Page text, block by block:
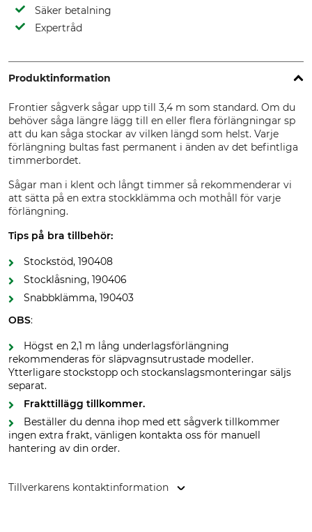
Säker betalning
Expertråd
Produktinformation
Frontier sågverk sågar upp till 3,4 m som standard. Om du
behöver såga längre lägg till en eller flera förlängningar sp
att du kan såga stockar av vilken längd som helst. Varje
förlängning bultas fast permanent i änden av det befintliga
timmerbordet.
Sågar man i klent och långt timmer så rekommenderar vi
att sätta på en extra stockklämma och mothåll för varje
förlängning.
Tips på bra tillbehör:
Stockstöd, 190408
Stocklåsning, 190406
Snabbklämma, 190403
OBS:
Högst en 2,1 m lång underlagsförlängning
rekommenderas för släpvagnsutrustade modeller.
Ytterligare stockstopp och stockanslagsmonteringar säljs
separat.
Frakttillägg tillkommer.
Beställer du denna ihop med ett sågverk tillkommer
ingen extra frakt, vänligen kontakta oss för manuell
hantering av din order.
Tillverkarens kontaktinformation